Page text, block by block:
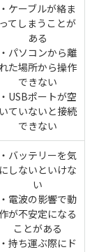
・ケーブルが絡ま
ってしまうことが
ある
・パソコンから離
れた場所から操作
できない
・USBポートが空
いていないと接続
できない
・バッテリーを気
にしないといけな
い
・電波の影響で動
作が不安定になる
ことがある
・持ち運ぶ際にド